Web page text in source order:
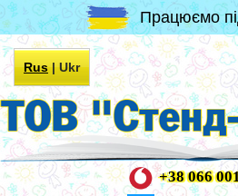
Працюємо
Rus|Ukr
+38 066